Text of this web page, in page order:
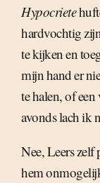
Hypocriete
hardvochtig
te kijken en
mijn hand er
te halen, of
avonds lach ik
Nee, Leers zelf
hem